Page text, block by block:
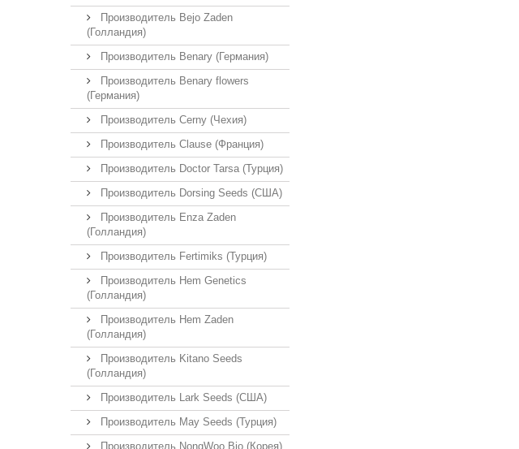
Производитель Bejo Zaden
(Голландия)
Производитель Benary (Германия)
Производитель Benary flowers
(Германия)
Производитель Cerny (Чехия)
Производитель Clause (Франция)
Производитель Doctor Tarsa (Турция)
Производитель Dorsing Seeds (США)
Производитель Enza Zaden
(Голландия)
Производитель Fertimiks (Турция)
Производитель Hem Genetics
(Голландия)
Производитель Hem Zaden
(Голландия)
Производитель Kitano Seeds
(Голландия)
Производитель Lark Seeds (США)
Производитель May Seeds (Турция)
Производитель NongWoo Bio (Корея)